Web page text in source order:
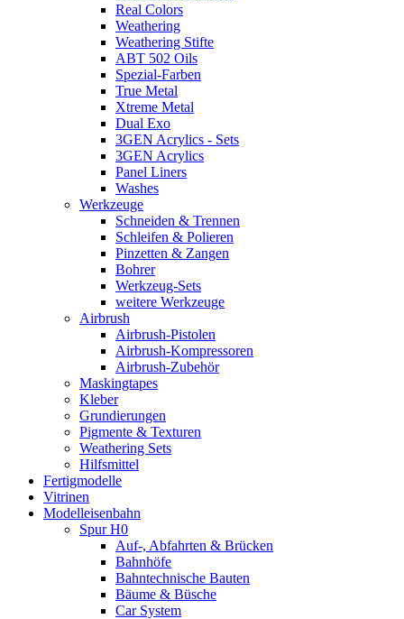
Real Colors
Weathering
Weathering Stifte
ABT 502 Oils
Spezial-Farben
True Metal
Xtreme Metal
Dual Exo
3GEN Acrylics - Sets
3GEN Acrylics
Panel Liners
Washes
Werkzeuge
Schneiden & Trennen
Schleifen & Polieren
Pinzetten & Zangen
Bohrer
Werkzeug-Sets
weitere Werkzeuge
Airbrush
Airbrush-Pistolen
Airbrush-Kompressoren
Airbrush-Zubehör
Maskingtapes
Kleber
Grundierungen
Pigmente & Texturen
Weathering Sets
Hilfsmittel
Fertigmodelle
Vitrinen
Modelleisenbahn
Spur H0
Auf-, Abfahrten & Brücken
Bahnhöfe
Bahntechnische Bauten
Bäume & Büsche
Car System